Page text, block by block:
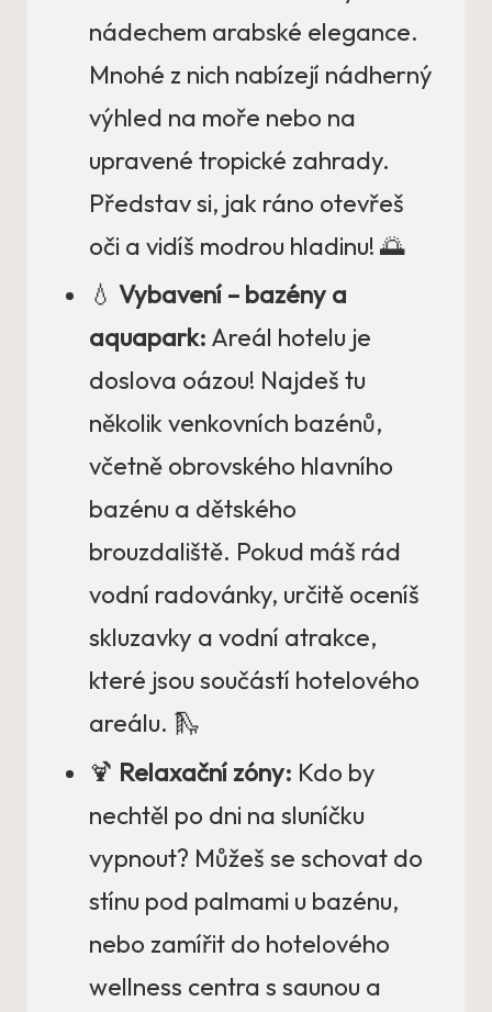
nádechem arabské elegance.
Mnohé z nich nabízejí nádherný
výhled na moře nebo na
upravené tropické zahrady.
Představ si, jak ráno otevřeš
oči a vidíš modrou hladinu! 🌅
💧 Vybavení – bazény a
aquapark: Areál hotelu je
doslova oázou! Najdeš tu
několik venkovních bazénů,
včetně obrovského hlavního
bazénu a dětského
brouzdaliště. Pokud máš rád
vodní radovánky, určitě oceníš
skluzavky a vodní atrakce,
které jsou součástí hotelového
areálu. 🛝
🍹 Relaxační zóny: Kdo by
nechtěl po dni na sluníčku
vypnout? Můžeš se schovat do
stínu pod palmami u bazénu,
nebo zamířit do hotelového
wellness centra s saunou a